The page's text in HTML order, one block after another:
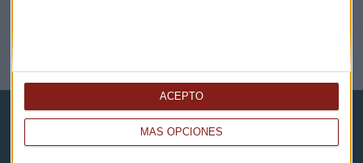
MÁS OPCIONES
ACEPTO
NOTICIAS RELACIONADAS